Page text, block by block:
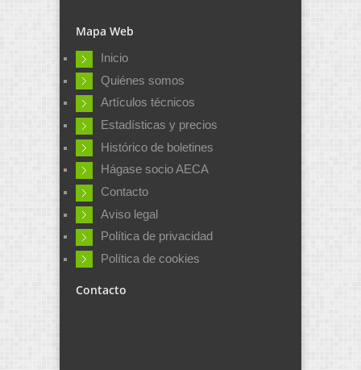
Mapa Web
Inicio
Quiénes somos
Artículos técnicos
Estadísticas y precios
Histórico de boletines
Hágase socio AECA
Contacto
Aviso legal
Política de privacidad
Política de cookies
Contacto